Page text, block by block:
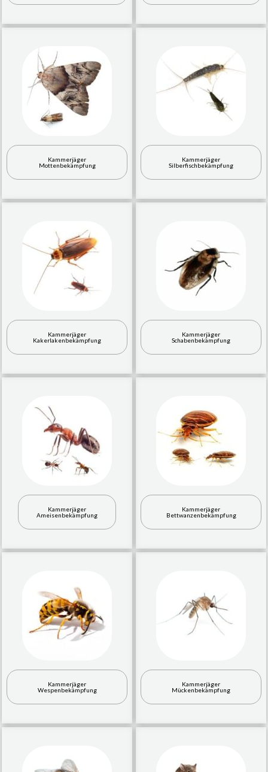
Kammerjäger
Mottenbekämpfung
Kammerjäger
Silberfischbekämpfung
Kammerjäger
Kakerlakenbekämpfung
Kammerjäger
Schabenbekämpfung
Kammerjäger
Ameisenbekämpfung
Kammerjäger
Bettwanzenbekämpfung
Kammerjäger
Wespenbekämpfung
Kammerjäger
Mückenbekämpfung